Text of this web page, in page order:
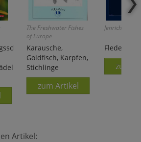
The Freshwater Fishes
of Europe
Karausche,
Goldfisch, Karpfen,
Stichlinge
zum Artikel
Jenrich/Löhr
zum
Artikel: